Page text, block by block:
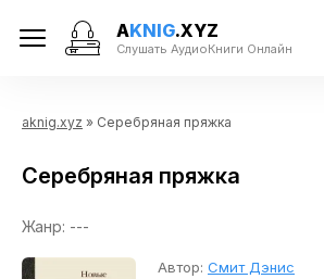
AKNIG.XYZ
Слушать АудиоКниги Онлайн
aknig.xyz » Серебряная пряжка
Серебряная пряжка
Жанр: ---
Автор: Смит Дэнис